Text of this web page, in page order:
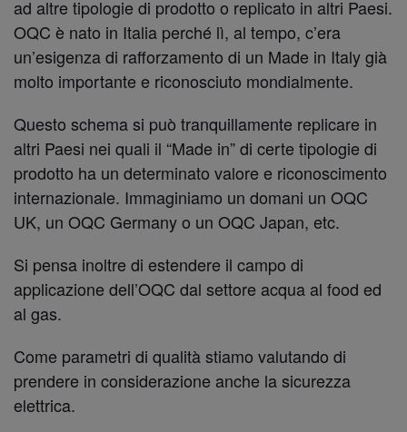
ad altre tipologie di prodotto o replicato in altri Paesi.
OQC è nato in Italia perché lì, al tempo, c’era
un’esigenza di rafforzamento di un Made in Italy già
molto importante e riconosciuto mondialmente.
Questo schema si può tranquillamente replicare in
altri Paesi nei quali il “Made in” di certe tipologie di
prodotto ha un determinato valore e riconoscimento
internazionale. Immaginiamo un domani un OQC
UK, un OQC Germany o un OQC Japan, etc.
Si pensa inoltre di estendere il campo di
applicazione dell’OQC dal settore acqua al food ed
al gas.
Come parametri di qualità stiamo valutando di
prendere in considerazione anche la sicurezza
elettrica.